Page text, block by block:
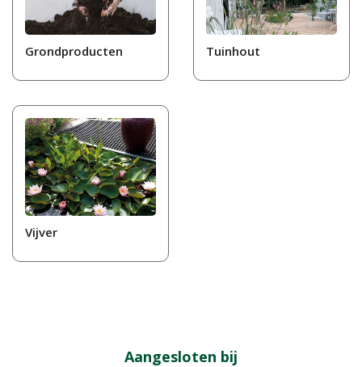
Grondproducten Tuinhout
Vijver
Aangesloten bij